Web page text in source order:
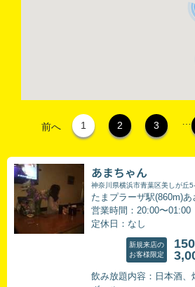
前へ 1 2 3
あまちゃん
神奈川県横浜市青葉区美しが
たまプラーザ駅(860m)
営業時間：20:00〜01:00
定休日：なし
新規来店の
お客様限定
飲み放題内容：日本酒、